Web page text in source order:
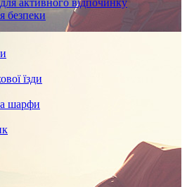
активного відпочинку
безпеки
їзди
шарфи